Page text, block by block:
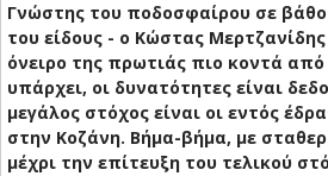
Γνώστης του ποδοσφαίρου σε
του είδους - ο Κώστας
όνειρο της πρωτιάς πιο κοντά
υπάρχει, οι δυνατότητες είναι
μεγάλος στόχος είναι οι εντός
στην Κοζάνη. Βήμα-βήμα, με
μέχρι την επίτευξη του τελικού